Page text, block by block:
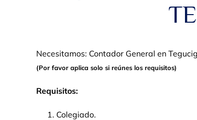
Necesitamos: Contador General en
(Por favor aplica solo si reúnes los requisitos)
Requisitos:
Colegiado.